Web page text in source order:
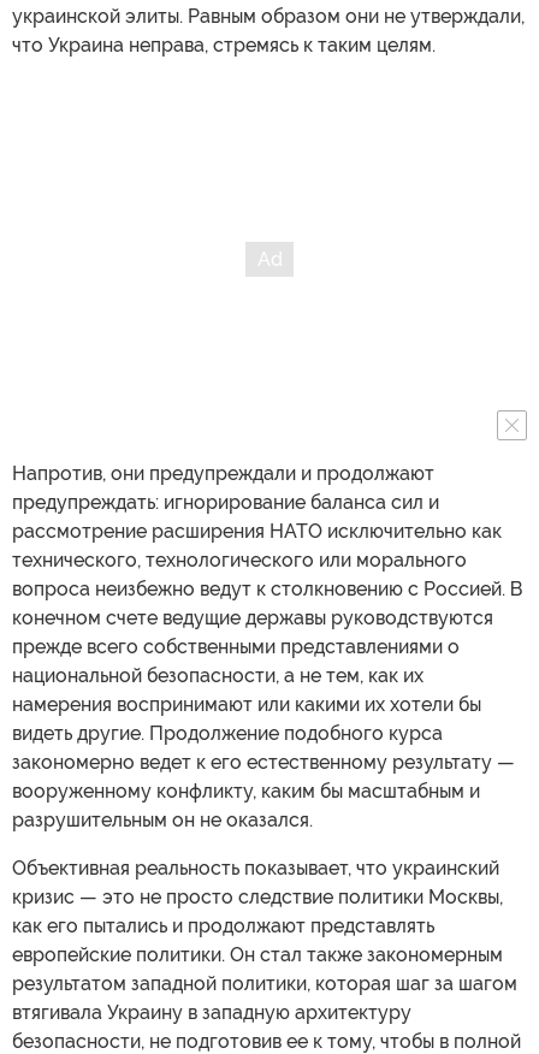
украинской элиты. Равным образом они не утверждали,
что Украина неправа, стремясь к таким целям.
Напротив, они предупреждали и продолжают
предупреждать: игнорирование баланса сил и
рассмотрение расширения НАТО исключительно как
технического, технологического или морального
вопроса неизбежно ведут к столкновению с Россией. В
конечном счете ведущие державы руководствуются
прежде всего собственными представлениями о
национальной безопасности, а не тем, как их
намерения воспринимают или какими их хотели бы
видеть другие. Продолжение подобного курса
закономерно ведет к его естественному результату —
вооруженному конфликту, каким бы масштабным и
разрушительным он не оказался.
Объективная реальность показывает, что украинский
кризис — это не просто следствие политики Москвы,
как его пытались и продолжают представлять
европейские политики. Он стал также закономерным
результатом западной политики, которая шаг за шагом
втягивала Украину в западную архитектуру
безопасности, не подготовив ее к тому, чтобы в полной